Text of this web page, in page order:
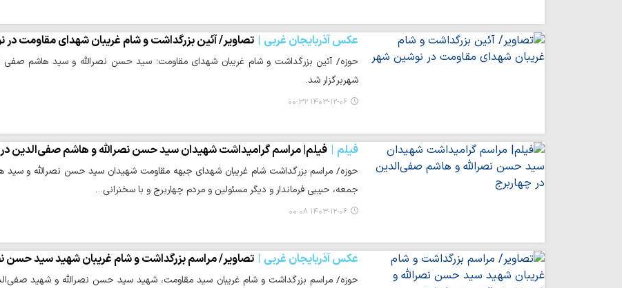
عکس آذربایجان غربی تصاویر/ آئین بزرگداشت و شام غریبان شهدای مقاومت
حوزه/ آئین بزرگداشت و شام غریبان شهدای مقاومت؛ سید حسن نصرالله و سید هاشم صفی
شهربرگزار شد.
۱۴۰۳-۱۲-۰۶ ۰۰:۳۲
فیلم فیلم| مراسم گرامیداشت شهیدان سید حسن نصرالله و هاشم صفی‌الدین در
حوزه/ مراسم بزرگداشت شام غریبان شهدای جبهه مقاومت شهیدان سید حسن نصرالله و سید
جمعه، حبیبی فرماندار و دیگر مسئولین و مردم چهاربرج و با سخنرانی…
۱۴۰۳-۱۲-۰۶ ۰۰:۰۸
عکس آذربایجان غربی تصاویر/ مراسم بزرگداشت و شام غریبان شهید سید حسن
حوزه/ مراسم بزرگداشت و شام غریبان سید مقاومت، شهید سید حسن نصرالله و شهید